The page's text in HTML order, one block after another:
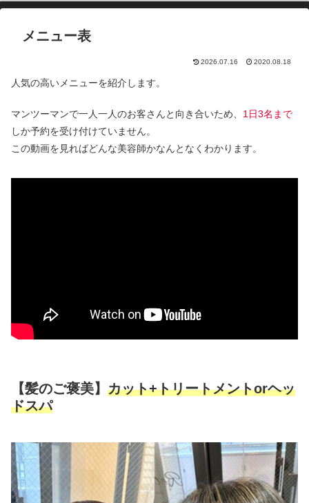
メニュー表
2026.07.16 2020.08.18
人気の高いメニューを紹介します。
マンツーマンで一人一人のお客さんと向き合いため、 1日3名まで
しか予約を受け付けていません。
この動画を見ればどんな美容師かなんとなくわかります。
【髪のご褒美】 カット+トリートメントorヘッ
ドスパ